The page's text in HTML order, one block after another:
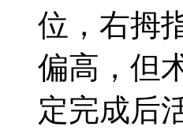
位，右拇
偏高，但
定完成后